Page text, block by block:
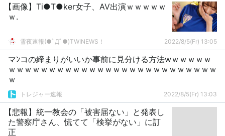
【画像】Ti●T●ker女子、AV出演ｗｗｗｗｗ
ｗ.
雪夜速報(●ﾟДﾟ●)TWINEWS！ 2022/8/5(Fr) 13:05
マﾝコの締まりがいいか事前に見分ける方法wｗｗｗｗｗ
ｗｗｗｗｗｗｗｗｗｗｗｗｗｗｗｗｗｗｗｗｗｗｗｗｗｗ
ｗ
トレジャー速報 2022/8/5(Fr) 13:03
【悲報】統一教会の「被害届ない」と発表し
た警察庁さん、慌てて「検挙がない」に訂
正